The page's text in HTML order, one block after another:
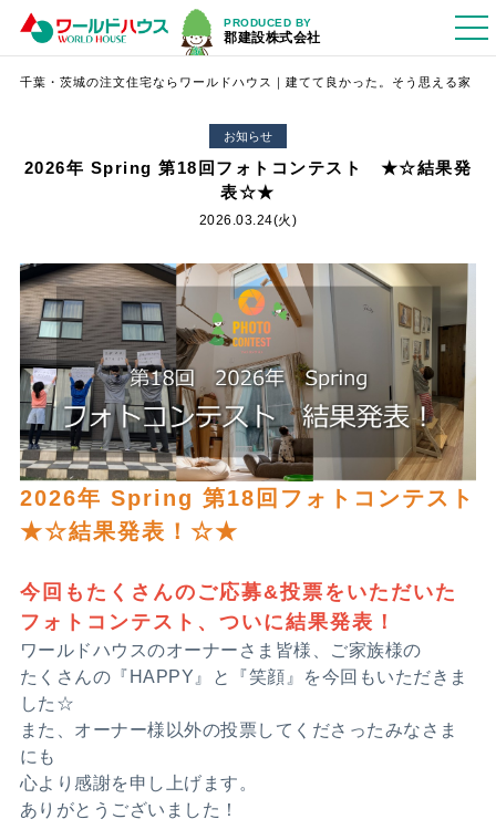
PRODUCED BY
郡建設株式会社
千葉・茨城の注文住宅ならワールドハウス｜建てて良かった。そう思える家
お知らせ
2026年 Spring 第18回フォトコンテスト ★☆結果発
表☆★
2026.03.24(火)
2026年 Spring 第18回フォトコンテスト
★☆結果発表！☆★
今回もたくさんのご応募&投票をいただいた
フォトコンテスト、ついに結果発表！
ワールドハウスのオーナーさま皆様、ご家族様の
たくさんの『HAPPY』と『笑顔』を今回もいただきま
した☆
また、オーナー様以外の投票してくださったみなさま
にも
心より感謝を申し上げます。
ありがとうございました！